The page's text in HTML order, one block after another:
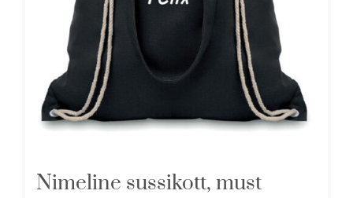
Nimeline sussikott, must